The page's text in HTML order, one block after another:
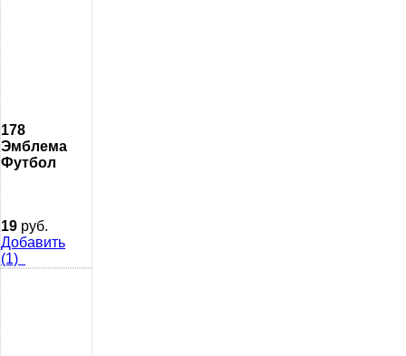
178
Эмблема
Футбол
19 руб.
Добавить
(1)